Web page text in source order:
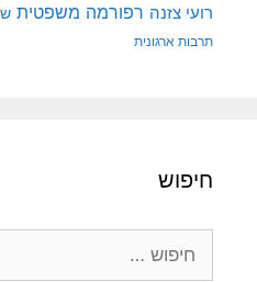
רועי צזנה רפורמה משפטית
תרבות ארגונית
חיפוש